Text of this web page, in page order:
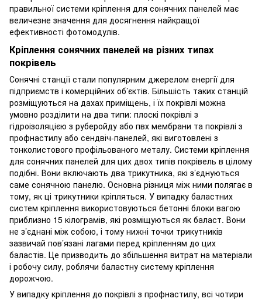
правильної системи кріплення для сонячних панелей має
величезне значення для досягнення найкращої
ефективності фотомодулів.
Кріплення сонячних панелей на різних типах
покрівель
Сонячні станції стали популярним джерелом енергії для
підприємств і комерційних об’єктів. Більшість таких станцій
розміщуються на дахах приміщень, і їх покрівлі можна
умовно розділити на два типи: плоскі покрівлі з
гідроізоляцією з руберойду або пвх мембрани та покрівлі з
профнастилу або сендвіч-панелей, які виготовлені з
тонколистового профільованого металу. Системи кріплення
для сонячних панелей для цих двох типів покрівель в цілому
подібні. Вони включають два трикутника, які з’єднуються
саме сонячною панелю. Основна різниця між ними полягає в
тому, як ці трикутники кріпляться. У випадку баластних
систем кріплення використовуються бетонні блоки вагою
приблизно 15 кілограмів, які розміщуються як баласт. Вони
не з’єднані між собою, і тому нижні точки трикутників
зазвичай пов’язані лагами перед кріпленням до цих
баластів. Це призводить до збільшення витрат на матеріали
і робочу силу, роблячи баластну систему кріплення
дорожчою.
У випадку кріплення до покрівлі з профнастилу, всі чотири